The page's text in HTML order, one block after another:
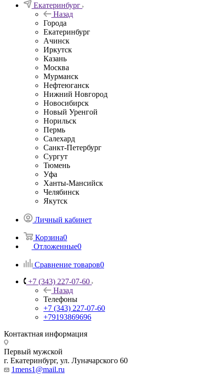
Екатеринбург
Назад
Города
Екатеринбург
Ачинск
Иркутск
Казань
Москва
Мурманск
Нефтеюганск
Нижний Новгород
Новосибирск
Новый Уренгой
Норильск
Пермь
Салехард
Санкт-Петербург
Сургут
Тюмень
Уфа
Ханты-Мансийск
Челябинск
Якутск
Личный кабинет
Корзина0
Отложенные0
Сравнение товаров0
+7 (343) 227-07-60
Назад
Телефоны
+7 (343) 227-07-60
+79193869696
Контактная информация
Первый мужской
г. Екатеринбург, ул. Луначарского 60
1mens1@mail.ru